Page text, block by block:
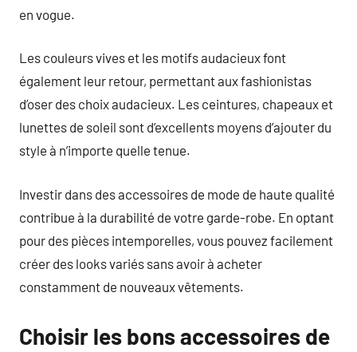
en vogue.
Les couleurs vives et les motifs audacieux font
également leur retour, permettant aux fashionistas
d’oser des choix audacieux. Les ceintures, chapeaux et
lunettes de soleil sont d’excellents moyens d’ajouter du
style à n’importe quelle tenue.
Investir dans des accessoires de mode de haute qualité
contribue à la durabilité de votre garde-robe. En optant
pour des pièces intemporelles, vous pouvez facilement
créer des looks variés sans avoir à acheter
constamment de nouveaux vêtements.
Choisir les bons accessoires de